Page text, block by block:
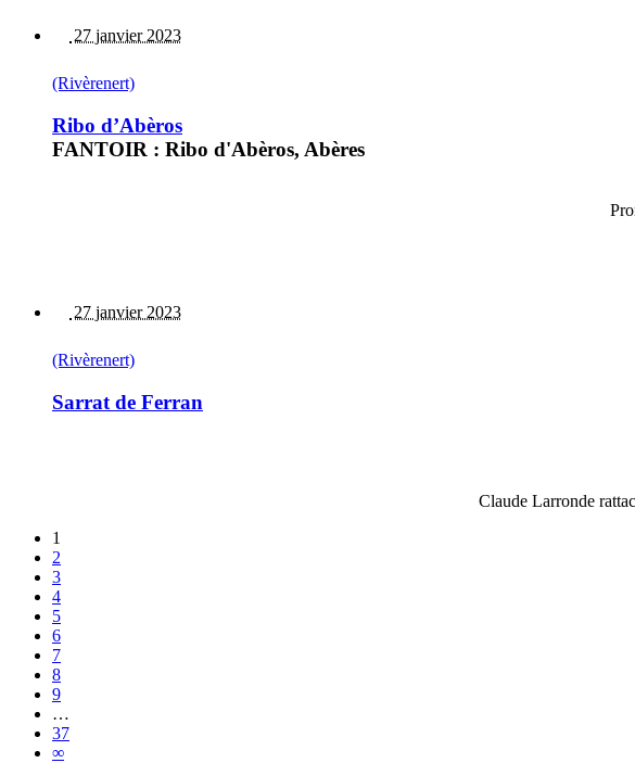
27 janvier 2023
(Rivèrenert)
Ribo d’Abèros
FANTOIR : Ribo d'Abèros, Abères
27 janvier 2023
(Rivèrenert)
Sarrat de Ferran
Claude Larronde
1
2
3
4
5
6
7
8
9
…
37
∞